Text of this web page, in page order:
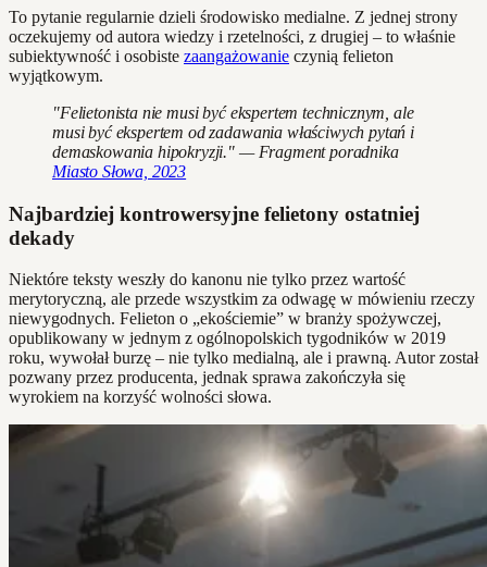
To pytanie regularnie dzieli środowisko medialne. Z jednej strony
oczekujemy od autora wiedzy i rzetelności, z drugiej – to właśnie
subiektywność i osobiste zaangażowanie czynią felieton
wyjątkowym.
"Felietonista nie musi być ekspertem technicznym, ale
musi być ekspertem od zadawania właściwych pytań i
demaskowania hipokryzji." — Fragment poradnika
Miasto Słowa, 2023
Najbardziej kontrowersyjne felietony ostatniej
dekady
Niektóre teksty weszły do kanonu nie tylko przez wartość
merytoryczną, ale przede wszystkim za odwagę w mówieniu rzeczy
niewygodnych. Felieton o „ekościemie” w branży spożywczej,
opublikowany w jednym z ogólnopolskich tygodników w 2019
roku, wywołał burzę – nie tylko medialną, ale i prawną. Autor został
pozwany przez producenta, jednak sprawa zakończyła się
wyrokiem na korzyść wolności słowa.